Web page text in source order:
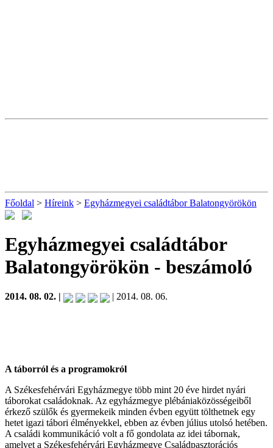
Főoldal > Híreink > Egyházmegyei családtábor Balatongyörökön
Egyházmegyei családtábor
Balatongyörökön - beszámoló
2014. 08. 02. | | 2014. 08. 06.
A táborról és a programokról
A Székesfehérvári Egyházmegye több mint 20 éve hirdet nyári
táborokat családoknak. Az egyházmegye plébániaközösségeiből
érkező szülők és gyermekeik minden évben együtt tölthetnek egy
hetet igazi tábori élményekkel, ebben az évben július utolsó hetében.
A családi kommunikáció volt a fő gondolata az idei tábornak,
amelyet a Székesfehérvári Egyházmegye Családpasztorációs